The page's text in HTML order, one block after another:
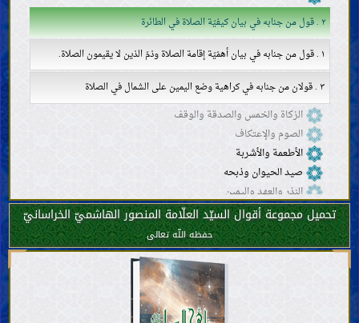
٢ . قول من جنابه في بيان كيفيّة الصلاة في الطائرة
١ . قول من جنابه في بيان أهمّيّة إقامة الصلاة وذمّ الذين لا يقيمون الصلاة.
٣ . قولان من جنابه في كراهية وضع اليمين على الشمال في الصلاة
الزكاة والخمس والصدقة والوقف
الصوم والإعتكاف
الأطعمة والأشربة
صيد الحيوان وذبحه
النذر والعهد واليمين
الحجّ والعمرة والزيارة
الجهاد والدفاع والهجرة
الدعوة إلى الخير والأمر بالمعروف والنهي عن المنكر
الولاية والقضاء والشهادة
تحميل مجموعة أقوال السيّد العلّامة المنصور الهاشميّ الخراسانيّ
حفظه اللّه تعالى